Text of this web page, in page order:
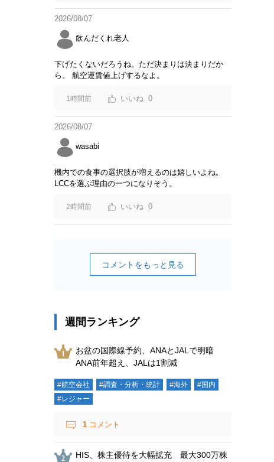
2026/08/07
飲んだくれ老人
下げたくないだろうね。ただ決まりは決まりだか
ら。 航空運賃値上げするなよ。
1時間前 0
2026/08/07
wasabi
機内での食事の選択肢が増えるのは嬉しいよね。
LCCを選ぶ理由の一つになりそう。
2時間前 0
コメントをもっと見る
週間ランキング
お盆の国際線予約、ANAとJALで明暗
ANA前年超え、JALは1割減
#航空会社 #調査・分析・統計 #海外
#国内
#レジャー
1 コメント
HIS、株主優待を大幅拡充 最大300万株